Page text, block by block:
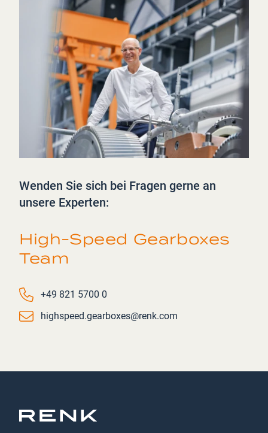
Wenden Sie sich bei Fragen gerne an
unsere Experten:
High-Speed Gearboxes
Team
Phone number
+49 821 5700 0
Email
highspeed.gearboxes@renk.com